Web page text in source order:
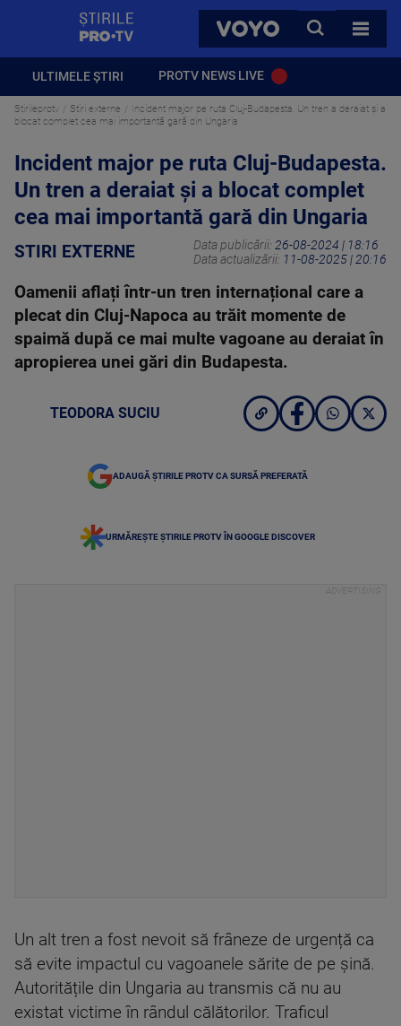
VOYO
CAUTA
TOATE
ULTIMELE ȘTIRI PROTV NEWS LIVE
Stirileprotv Stiri externe
Incident major pe ruta Cluj-Budapesta. Un tren a deraiat și a
blocat complet cea mai importantă gară din Ungaria
Incident major pe ruta Cluj-Budapesta.
Un tren a deraiat și a blocat complet
cea mai importantă gară din Ungaria
STIRI EXTERNE Data publicării: 26-08-2024 | 18:16
Data actualizării: 11-08-2025 | 20:16
Oamenii aflați într-un tren internațional care a
plecat din Cluj-Napoca au trăit momente de
spaimă după ce mai multe vagoane au deraiat în
apropierea unei gări din Budapesta.
TEODORA SUCIU
ADAUGĂ ȘTIRILE PROTV CA SURSĂ PREFERATĂ
URMĂREȘTE ȘTIRILE PROTV ÎN GOOGLE DISCOVER
Un alt tren a fost nevoit să frâneze de urgență ca
să evite impactul cu vagoanele sărite de pe șină.
Autoritățile din Ungaria au transmis că nu au
existat victime în rândul călătorilor. Traficul